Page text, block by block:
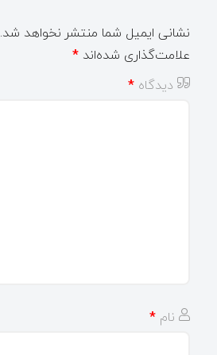
نشانی ایمیل شما منتشر نخواهد شد.
علامت‌گذاری شده‌اند *
دیدگاه *
نام *